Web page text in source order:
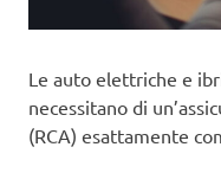
Le auto elettriche e
necessitano di
(RCA) esattamente